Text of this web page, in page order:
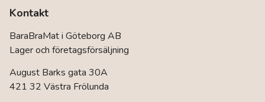
Kontakt
BaraBraMat i Göteborg AB
Lager och företagsförsäljning
August Barks gata 30A
421 32 Västra Frölunda